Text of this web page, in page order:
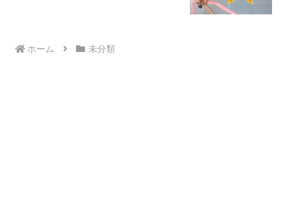
ホーム 未分類